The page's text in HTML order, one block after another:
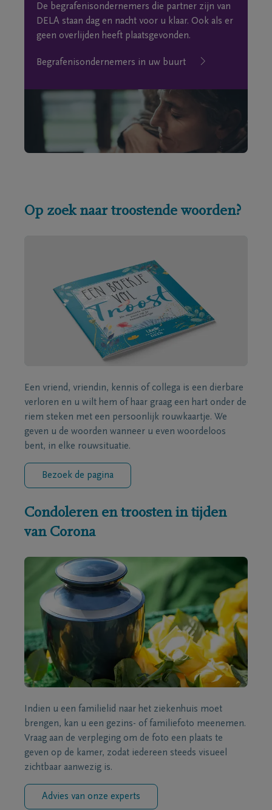
De begrafenisondernemers die partner zijn van
DELA staan dag en nacht voor u klaar. Ook als er
geen overlijden heeft plaatsgevonden.
Begrafenisondernemers in uw buurt
Op zoek naar troostende woorden?
Een vriend, vriendin, kennis of collega is een dierbare
verloren en u wilt hem of haar graag een hart onder de
riem steken met een persoonlijk rouwkaartje. We
geven u de woorden wanneer u even woordeloos
bent, in elke rouwsituatie.
Bezoek de pagina
Condoleren en troosten in tijden
van Corona
Indien u een familielid naar het ziekenhuis moet
brengen, kan u een gezins- of familiefoto meenemen.
Vraag aan de verpleging om de foto een plaats te
geven op de kamer, zodat iedereen steeds visueel
zichtbaar aanwezig is.
Advies van onze experts